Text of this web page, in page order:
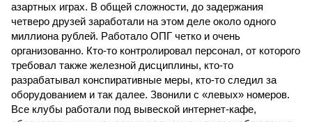
азартных играх. В общей сложности, до задержания
четверо друзей заработали на этом деле около одного
миллиона рублей. Работало ОПГ четко и очень
организованно. Кто-то контролировал персонал, от которого
требовал также железной дисциплины, кто-то
разрабатывал конспиративные меры, кто-то следил за
оборудованием и так далее. Звонили с «левых» номеров.
Все клубы работали под вывеской интернет-кафе,